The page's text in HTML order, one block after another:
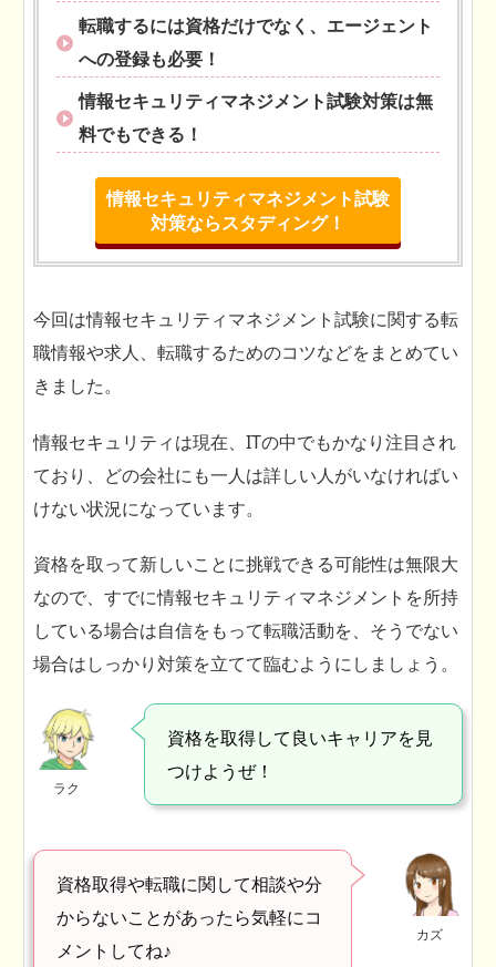
転職するには資格だけでなく、エージェント
への登録も必要！
情報セキュリティマネジメント試験対策は無
料でもできる！
情報セキュリティマネジメント試験
対策ならスタディング！
今回は情報セキュリティマネジメント試験に関する転
職情報や求人、転職するためのコツなどをまとめてい
きました。
情報セキュリティは現在、ITの中でもかなり注目され
ており、どの会社にも一人は詳しい人がいなければい
けない状況になっています。
資格を取って新しいことに挑戦できる可能性は無限大
なので、すでに情報セキュリティマネジメントを所持
している場合は自信をもって転職活動を、そうでない
場合はしっかり対策を立てて臨むようにしましょう。
ラク
資格を取得して良いキャリアを見
つけようぜ！
カズ
資格取得や転職に関して相談や分
からないことがあったら気軽にコ
メントしてね♪